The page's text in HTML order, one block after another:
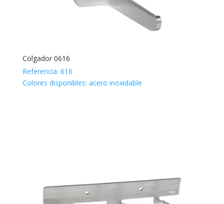
Colgador 0616
Referencia: 616
Colores disponibles: acero inoxidable